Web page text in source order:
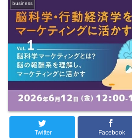
business
Twitter Facebook